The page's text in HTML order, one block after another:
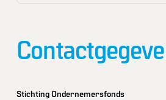
Stichting Ondernemersfonds